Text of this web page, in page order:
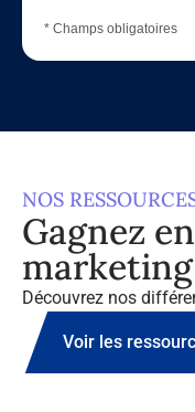
* Champs obligatoires
NOS
Gagnez
marketing
Découvrez nos
Voir les